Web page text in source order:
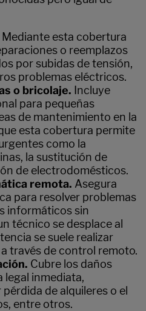
Mediante esta cobertura
o reemplazos
por subidas de tensión,
problemas eléctricos.
o bricolaje. Incluye
para pequeñas
de mantenimiento en la
esta cobertura permite
como la
la sustitución de
de electrodomésticos.
remota. Asegura
para resolver problemas
informáticos sin
técnico se desplace al
se suele realizar
través de control remoto.
Cubre los daños
legal inmediata,
de alquileres o el
entre otros.